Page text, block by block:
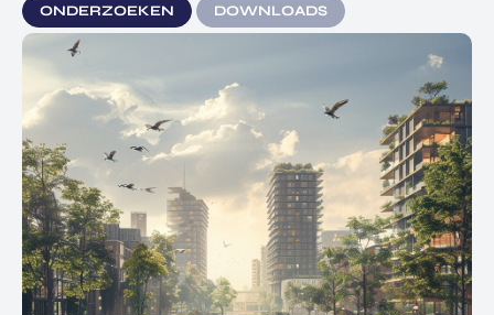
ONDERZOEKEN DOWNLOADS